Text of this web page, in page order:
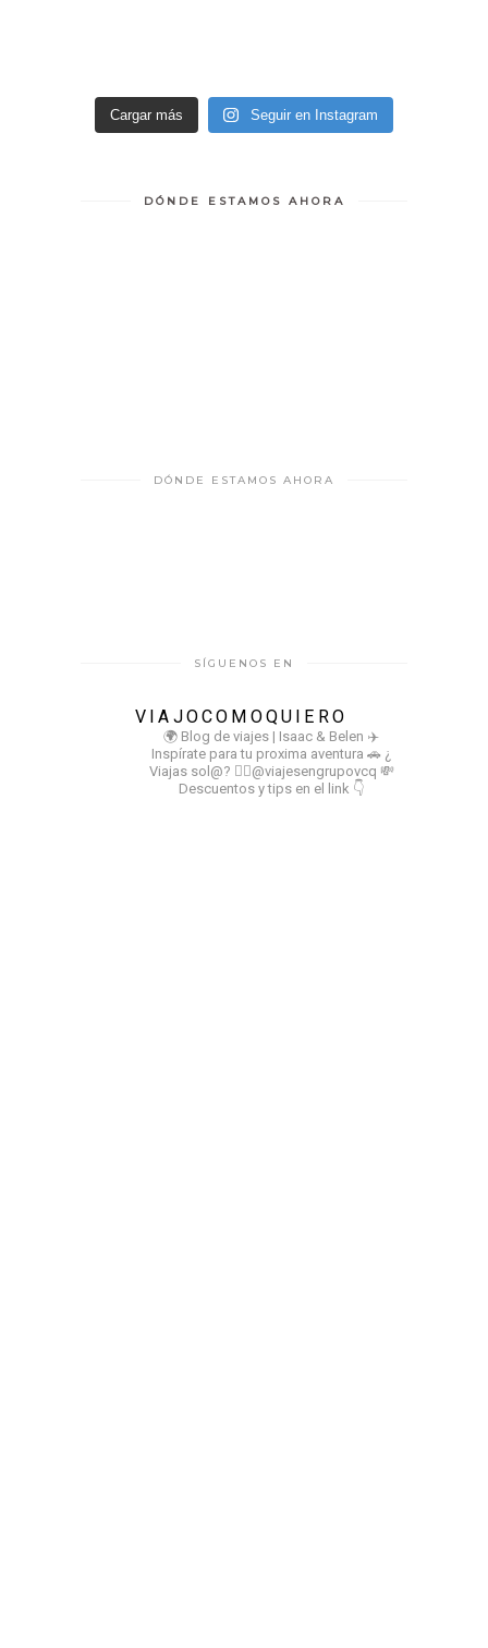
Cargar más Seguir en Instagram
DÓNDE ESTAMOS AHORA
DÓNDE ESTAMOS AHORA
SÍGUENOS EN
VIAJOCOMOQUIERO
🌍 Blog de viajes | Isaac & Belen ✈️
Inspírate para tu proxima aventura 🚗 ¿
Viajas sol@? 👉🏻@viajesengrupovcq 💸
Descuentos y tips en el link 👇